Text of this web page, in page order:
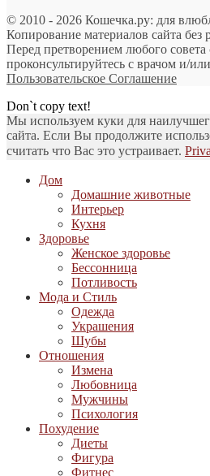
© 2010 - 2026 Кошечка.ру: для
Копирование материалов сайта без
Перед претворением любого совета
проконсультируйтесь с врачом и/
Пользовательское Соглашение
Don`t copy text!
Мы используем куки для
сайта. Если Вы продолжите
считать что Вас это устраивает.
Дом
Домашние животные
Интерьер
Кухня
Здоровье
Женское здоровье
Бессонница
Потливость
Мода и Стиль
Одежда
Украшения
Шубы
Отношения
Измена
Любовница
Мужчины
Психология
Похудение
Диеты
Фигура
Фитнес